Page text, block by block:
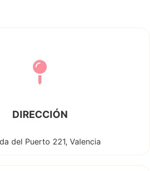
DIRECCIÓN
del Puerto 221, Valencia